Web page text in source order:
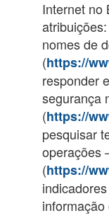
Internet no
nomes de
(https://
responder
segurança
(https://
pesquisar
operações
(https://